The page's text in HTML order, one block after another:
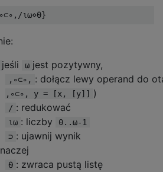
jeśli ⍵ jest pozytywny,
,∘⊂∘, : dołącz lewy operand do
,∘⊂∘, y = [x, [y]] )
/ : redukować
⍳⍵ : liczby
0..⍵-1
⊃ : ujawnij wynik
⍬ : zwraca pustą listę